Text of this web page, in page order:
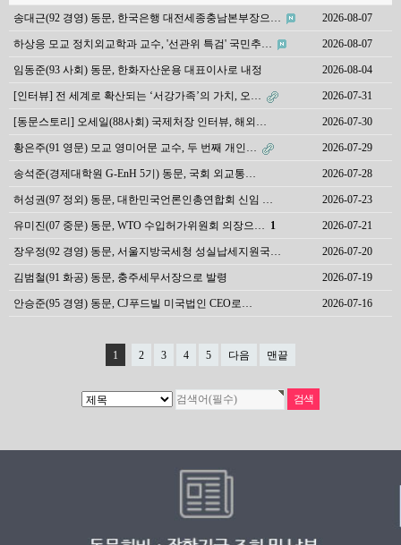
송대근(92 경영) 동문, 한국은행 대전세종충남본부장으… 2026-08-07
하상응 모교 정치외교학과 교수, '선관위 특검' 국민추… 2026-08-07
임동준(93 사회) 동문, 한화자산운용 대표이사로 내정 2026-08-04
[인터뷰] 전 세계로 확산되는 ‘서강가족’의 가치, 오… 2026-07-31
[동문스토리] 오세일(88사회) 국제처장 인터뷰, 해외… 2026-07-30
황은주(91 영문) 모교 영미어문 교수, 두 번째 개인… 2026-07-29
송석준(경제대학원 G-EnH 5기) 동문, 국회 외교통… 2026-07-28
허성권(97 정외) 동문, 대한민국언론인총연합회 신임 … 2026-07-23
유미진(07 중문) 동문, WTO 수입허가위원회 의장으… 1 2026-07-21
장우정(92 경영) 동문, 서울지방국세청 성실납세지원국… 2026-07-20
김범철(91 화공) 동문, 충주세무서장으로 발령 2026-07-19
안승준(95 경영) 동문, CJ푸드빌 미국법인 CEO로… 2026-07-16
1 2 3 4 5 다음 맨끝